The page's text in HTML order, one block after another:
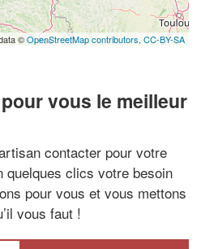
©OpenStreetMap contributors, CC-BY-SA
vous le meilleur
contacter pour votre
quelques clics votre besoin
pour vous et vous mettons
vous faut !